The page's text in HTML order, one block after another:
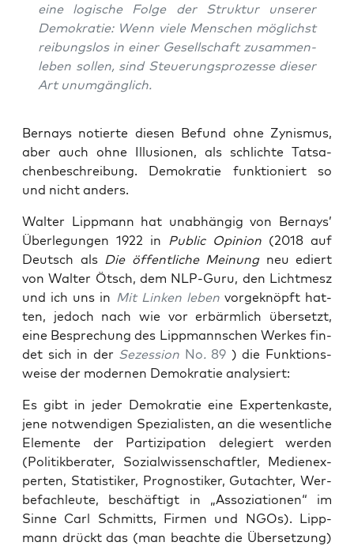
eine logi­sche Fol­ge der Struk­tur unse­rer
Demo­kra­tie: Wenn vie­le Men­schen mög­lichst
rei­bungs­los in einer Gesell­schaft zusam­men­
le­ben sol­len, sind Steue­rungs­pro­zes­se die­ser
Art unumgänglich.
Ber­nays notier­te die­sen Befund ohne Zynis­mus,
aber auch ohne Illu­sio­nen, als schlich­te Tat­sa­
chen­be­schrei­bung. Demo­kra­tie funk­tio­niert so
und nicht anders.
Wal­ter Lipp­mann hat unab­hän­gig von Ber­nays’
Über­le­gun­gen 1922 in Public Opi­ni­on (2018 auf
Deutsch als Die öffent­li­che Mei­nungneu ediert
von Wal­ter Ötsch, dem NLP-Guru, den Licht­mesz
und ich uns in Mit Lin­ken lebenvor­ge­knöpft hat­
ten, jedoch nach wie vor erbärm­lich über­setzt,
eine Bespre­chung des Lipp­mann­schen Wer­kes fin­
det sich in der Sezes­si­on No. 89 ) die Funk­ti­ons­
wei­se der moder­nen Demo­kra­tie analysiert:
Es gibt in jeder Demo­kra­tie eine Exper­ten­kas­te,
jene not­wen­di­gen Spe­zia­lis­ten, an die wesent­li­che
Ele­men­te der Par­ti­zi­pa­ti­on dele­giert wer­den
(Poli­tik­be­ra­ter, Sozi­al­wis­sen­schaft­ler, Medi­en­ex­
per­ten, Sta­tis­ti­ker, Pro­gnos­ti­ker, Gut­ach­ter, Wer­
be­fach­leu­te, beschäf­tigt in „Asso­zia­tio­nen“ im
Sin­ne Carl Schmitts, Fir­men und NGOs). Lipp­
mann drückt das (man beach­te die Über­set­zung)